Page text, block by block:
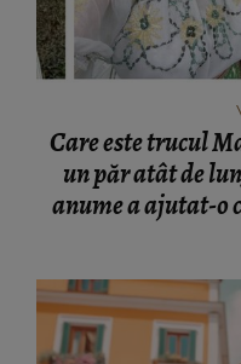
Care este trucul
un păr atât de
anume a ajutat-o